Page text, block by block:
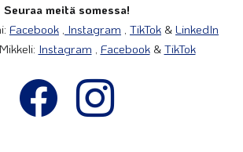
Seuraa meitä somessa!
Facebook Instagram TikTok & LinkedIn
Instagram Facebook& TikTok